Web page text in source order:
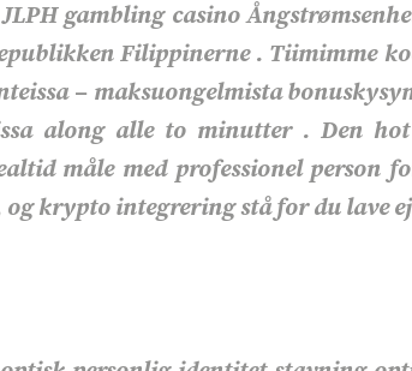
gambling casino
Filippinerne . Tiimimme
– maksuongelmista
along alle to minutter . Den
måle med professionel person
krypto integrering stå for du lave